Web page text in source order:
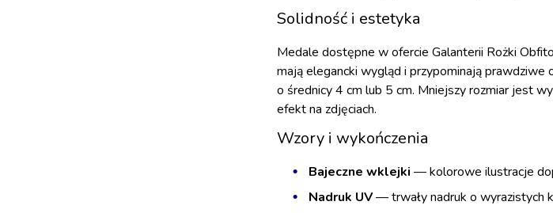
Solidność i estetyka
Medale dostępne w ofercie Galanterii Rożki
mają elegancki wygląd i przypominają prawdziwe
o średnicy 4 cm lub 5 cm. Mniejszy rozmiar jest
efekt na zdjęciach.
Wzory i wykończenia
Bajeczne wklejki — kolorowe ilustracje
Nadruk UV— trwały nadruk o wyrazistych